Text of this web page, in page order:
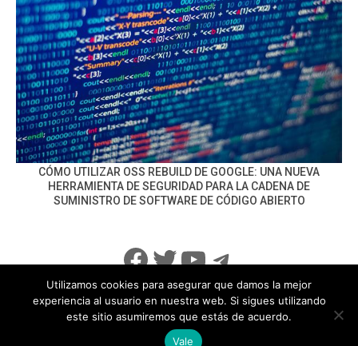
CÓMO UTILIZAR OSS REBUILD DE GOOGLE: UNA NUEVA
HERRAMIENTA DE SEGURIDAD PARA LA CADENA DE
SUMINISTRO DE SOFTWARE DE CÓDIGO ABIERTO
Facebook
Twitter
YouTube
Telegram
info@noticiasseguridad.com Política de Privacidad
Utilizamos cookies para asegurar que damos la mejor
experiencia al usuario en nuestra web. Si sigues utilizando
este sitio asumiremos que estás de acuerdo.
Vale